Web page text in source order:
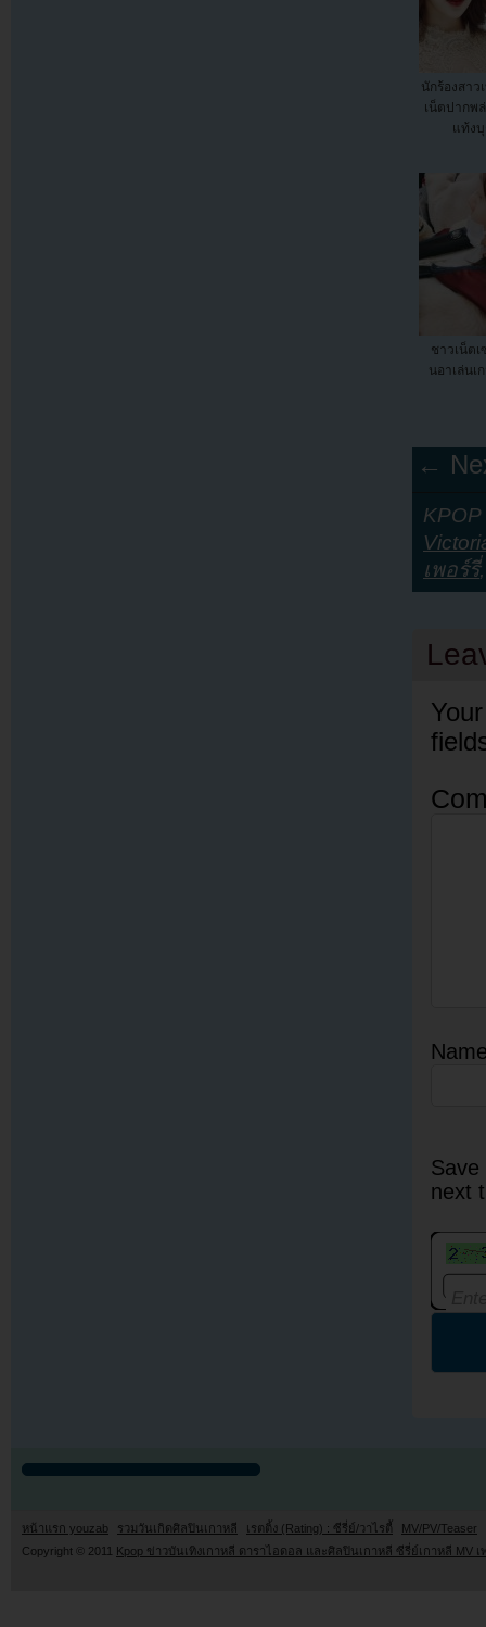
นักร้องสาว
เน็ตปากพ
แท้งบุ
ชาวเน็ตเ
นอาเล่นเ
←
เพอร์รี่
next
หน้าแรก youzab รวมวันเกิดศิลปินเกาหลี เรตติ้ง (Rating) : ซีรี่ย์/วาไรตี้
MV/PV/Teaser
Copyright © 2011 Kpop ข่าวบันเทิงเกาหลี ดาราไอดอล และศิลปินเกาหลี ซีรี่ย์เกาหลี MV